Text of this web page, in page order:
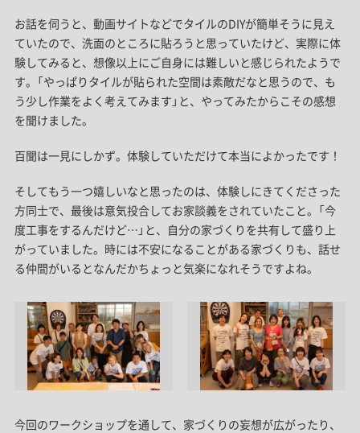
お話を伺うと、動画サイトなどでタイルのDIYが簡単そうに見え
ていたので、洗面のところに貼ろうと思っていたけど、実際に体
験してみると、想像以上にご自身には難しいと感じられたようで
す。「やっぱりタイルが貼られた空間は素敵だなと思うので、も
う少し作業をよく考えてみます」と、やってみたからこその感想
を聞けました。
百聞は一見にしかず。体験していただけて本当によかったです！
そしてもう一つ嬉しいなと思ったのは、体験しにきてくださった
方同士で、最後は意気投合してお家談義をされていたこと。「今
度工事をするんだけど…」と、自分の家づくりを共有して盛り上
がっていました。時には不安になることがある家づくりも、話せ
る仲間がいるとなんだかちょっと気楽になれそうですよね。
今回のワークショップを通して、家づくりの妄想が広がったり、